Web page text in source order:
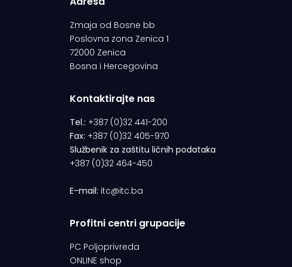
Zmaja od Bosne bb
Poslovna zona Zenica 1
72000 Zenica
Bosna i Hercegovina
Kontaktirajte nas
Tel.: +387 (0)32 441-200
Fax: +387 (0)32 405-970
Službenik za zaštitu ličnih podataka
+387 (0)32 464-450
E-mail: itc@itc.ba
Profitni centri grupacije
PC Poljoprivreda
ONLINE shop